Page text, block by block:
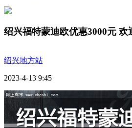
绍兴福特蒙迪欧优惠3000元 欢
绍兴地方站
2023-4-13 9:45